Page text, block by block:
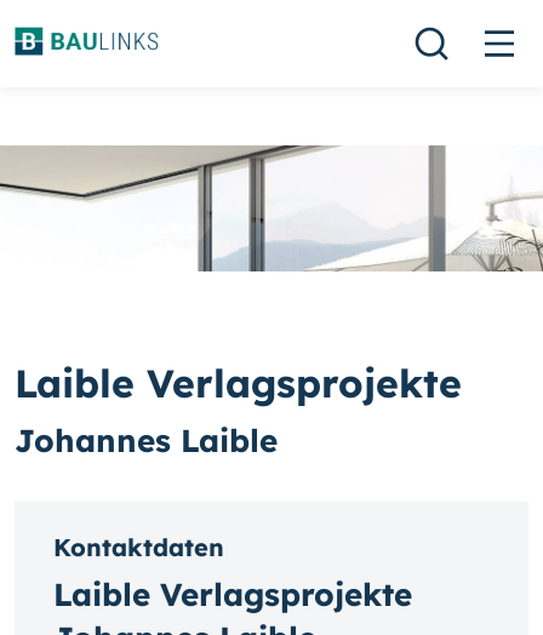
Laible Verlagsprojekte
Johannes Laible
Kontaktdaten
Laible Verlagsprojekte